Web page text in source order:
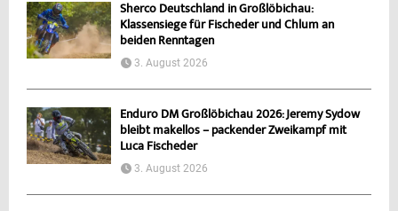
Sherco Deutschland in Großlöbichau:
Klassensiege für Fischeder und Chlum an
beiden Renntagen
3. August 2026
Enduro DM Großlöbichau 2026: Jeremy Sydow
bleibt makellos – packender Zweikampf mit
Luca Fischeder
3. August 2026